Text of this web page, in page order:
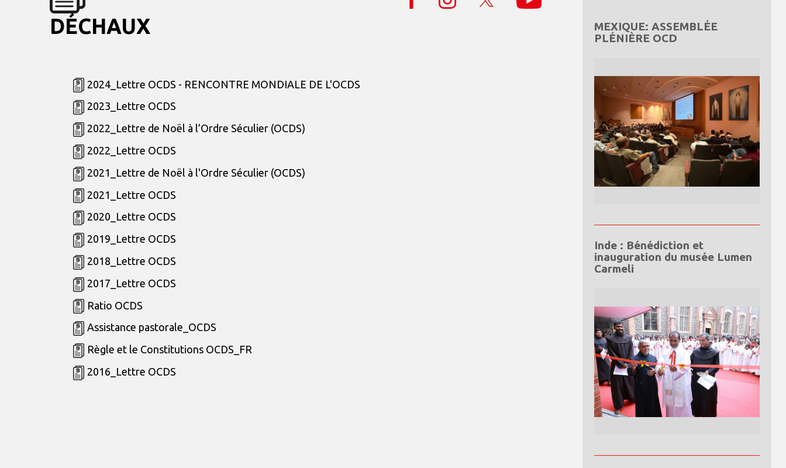
DÉCHAUX
2024_Lettre OCDS - RENCONTRE MONDIALE DE L'OCDS
2023_Lettre OCDS
2022_Lettre de Noël à l’Ordre Séculier (OCDS)
2022_Lettre OCDS
2021_Lettre de Noël à l'Ordre Séculier (OCDS)
2021_Lettre OCDS
2020_Lettre OCDS
2019_Lettre OCDS
2018_Lettre OCDS
2017_Lettre OCDS
Ratio OCDS
Assistance pastorale_OCDS
Règle et le Constitutions OCDS_FR
2016_Lettre OCDS
MEXIQUE: ASSEMBLÉE
PLÉNIÈRE OCD
Inde : Bénédiction et
inauguration du musée Lumen
Carmeli